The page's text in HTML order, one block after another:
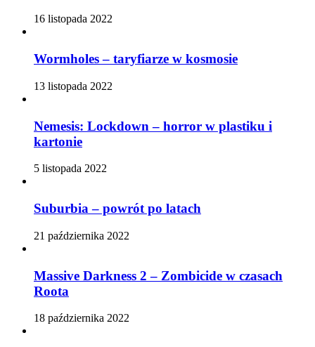
16 listopada 2022
Wormholes – taryfiarze w kosmosie
13 listopada 2022
Nemesis: Lockdown – horror w plastiku i
kartonie
5 listopada 2022
Suburbia – powrót po latach
21 października 2022
Massive Darkness 2 – Zombicide w czasach
Roota
18 października 2022